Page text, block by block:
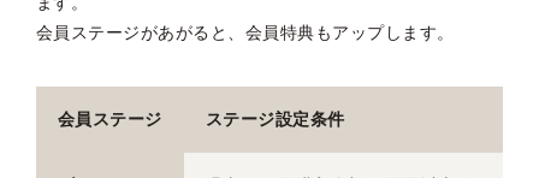
会員ステージがあがると、会員特典もアップします。
会員ステージ ステージ設定条件